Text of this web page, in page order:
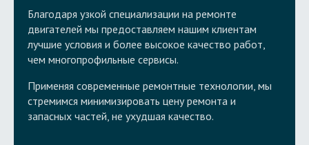
Благодаря узкой специализации на ремонте
двигателей мы предоставляем нашим клиентам
лучшие условия и более высокое качество работ,
чем многопрофильные сервисы.
Применяя современные ремонтные технологии, мы
стремимся минимизировать цену ремонта и
запасных частей, не ухудшая качество.